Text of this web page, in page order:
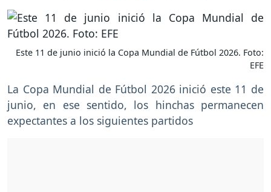
Este 11 de junio inició la Copa Mundial de Fútbol 2026. Foto:
EFE
La Copa Mundial de Fútbol 2026 inició este 11 de
junio, en ese sentido, los hinchas permanecen
expectantes a los siguientes partidos